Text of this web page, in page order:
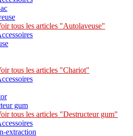
tous les articles "Autolaveuse"
tous les articles "Chariot"
gum
tous les articles "Destructeur gum"
extraction